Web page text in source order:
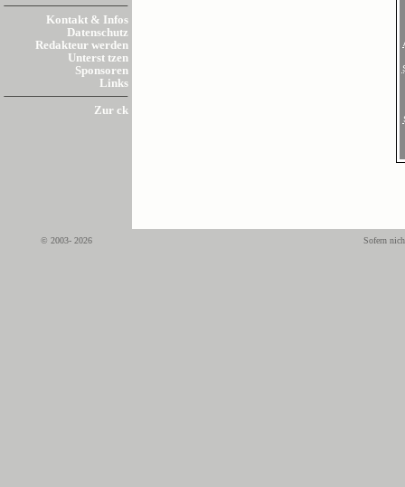
Kontakt & Infos
Datenschutz
Redakteur werden
Unterst tzen
Sponsoren
Links
Zur ck
© 2003- 2026 Sofern